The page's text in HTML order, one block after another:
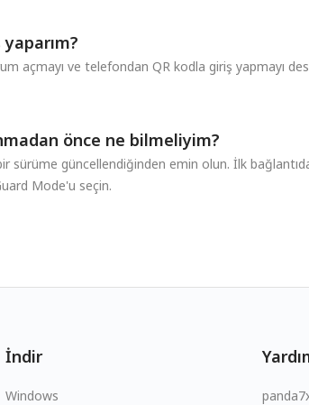
açmayı ve telefondan QR kodla giriş yapmayı
önce ne bilmeliyim?
sürüme güncellendiğinden emin olun. İlk
Mode'u seçin.
İndir
Windows